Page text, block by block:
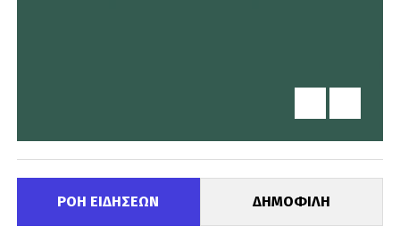
ΡΟΗ ΕΙΔΗΣΕΩΝ ΔΗΜΟΦΙΛΗ